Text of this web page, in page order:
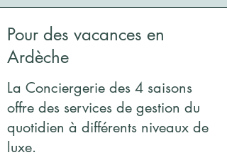
Pour des vacances en
Ardèche
La Conciergerie des 4 saisons
offre des services de gestion du
quotidien à différents niveaux de
luxe.